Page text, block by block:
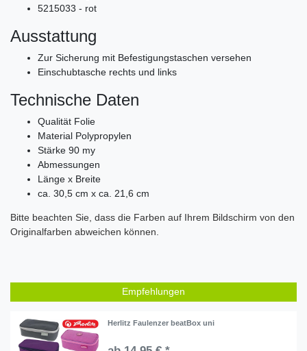
5215033 - rot
Ausstattung
Zur Sicherung mit Befestigungstaschen versehen
Einschubtasche rechts und links
Technische Daten
Qualität Folie
Material Polypropylen
Stärke 90 my
Abmessungen
Länge x Breite
ca. 30,5 cm x ca. 21,6 cm
Bitte beachten Sie, dass die Farben auf Ihrem Bildschirm von den
Originalfarben abweichen können.
Empfehlungen
Herlitz Faulenzer beatBox uni